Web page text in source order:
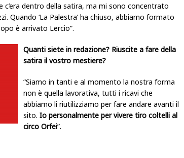
dentro della satira, ma mi sono concentrato
Quando ‘La Palestra’ ha chiuso, abbiamo formato
è arrivato Lercio”.
Quanti siete in redazione? Riuscite a fare della
satira il vostro mestiere?
“Siamo in tanti e al momento la nostra forma
non è quella lavorativa, tutti i ricavi che
abbiamo li riutilizziamo per fare andare avanti il
sito. Io personalmente per vivere tiro coltelli al
circo Orfei”.